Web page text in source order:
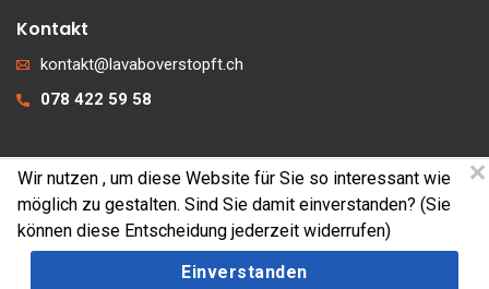
Kontakt
kontakt@lavaboverstopft.ch
078 422 59 58
© 2026 lavaboverstopft.ch
Kontakt
Impressum
Cookies
Wir nutzen , um diese Website für Sie so interessant wie
möglich zu gestalten. Sind Sie damit einverstanden? (Sie
können diese Entscheidung jederzeit widerrufen)
Einverstanden